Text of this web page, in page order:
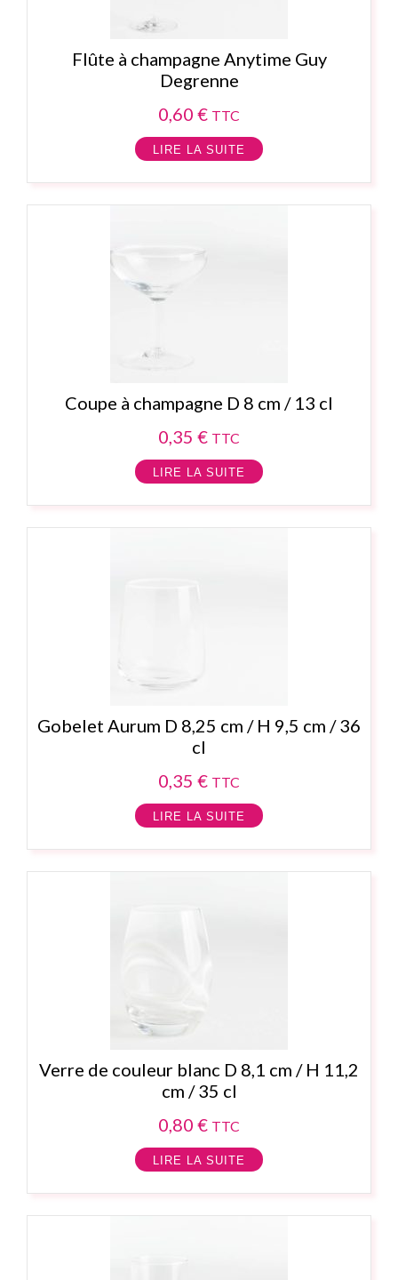
Flûte à champagne Anytime Guy
Degrenne
0,60 € TTC
LIRE LA SUITE
Coupe à champagne D 8 cm / 13 cl
0,35 € TTC
LIRE LA SUITE
Gobelet Aurum D 8,25 cm / H 9,5 cm / 36
cl
0,35 € TTC
LIRE LA SUITE
Verre de couleur blanc D 8,1 cm / H 11,2
cm / 35 cl
0,80 € TTC
LIRE LA SUITE